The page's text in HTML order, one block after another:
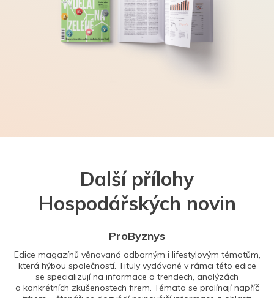
Další přílohy
Hospodářských novin
ProByznys
Edice magazínů věnovaná odborným i lifestylovým tématům,
která hýbou společností. Tituly vydávané v rámci této edice
se specializují na informace o trendech, analýzách
a konkrétních zkušenostech firem. Témata se prolínají napříč